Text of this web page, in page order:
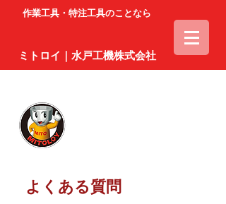
作業工具・特注工具のことなら
ミトロイ｜水戸工機株式会社
よくある質問